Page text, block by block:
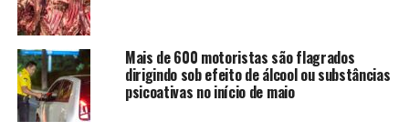
Além do alto nível técnico, o Mundial deve reunir
representantes de cerca de 40 países, com previsão de
mais de 800 participantes diretos entre atletas, técnicos
e dirigentes, além de alcançar milhões de espectadores
por meio de transmissões internacionais.
Mais de 600 motoristas são flagrados
dirigindo sob efeito de álcool ou substâncias
psicoativas no início de maio